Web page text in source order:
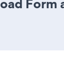
Form